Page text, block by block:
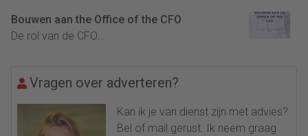
Bouwen aan the Office of the CFO
De rol van de CFO...
Vragen over adverteren?
Kan ik je van dienst zijn met advies?
Bel of mail gerust. Ik neem graag